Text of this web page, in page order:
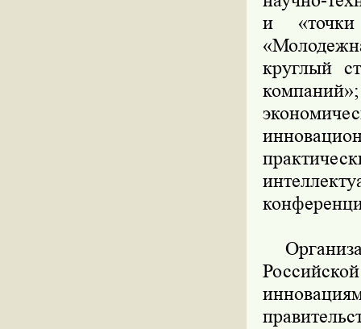
и «точки
круглый